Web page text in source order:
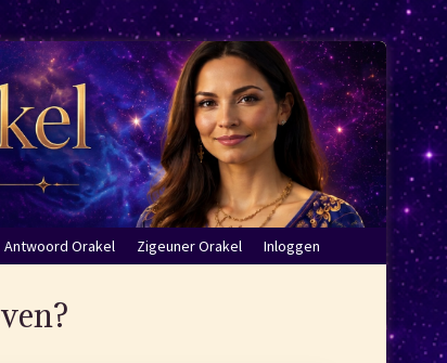
Antwoord Orakel Zigeuner Orakel Inloggen